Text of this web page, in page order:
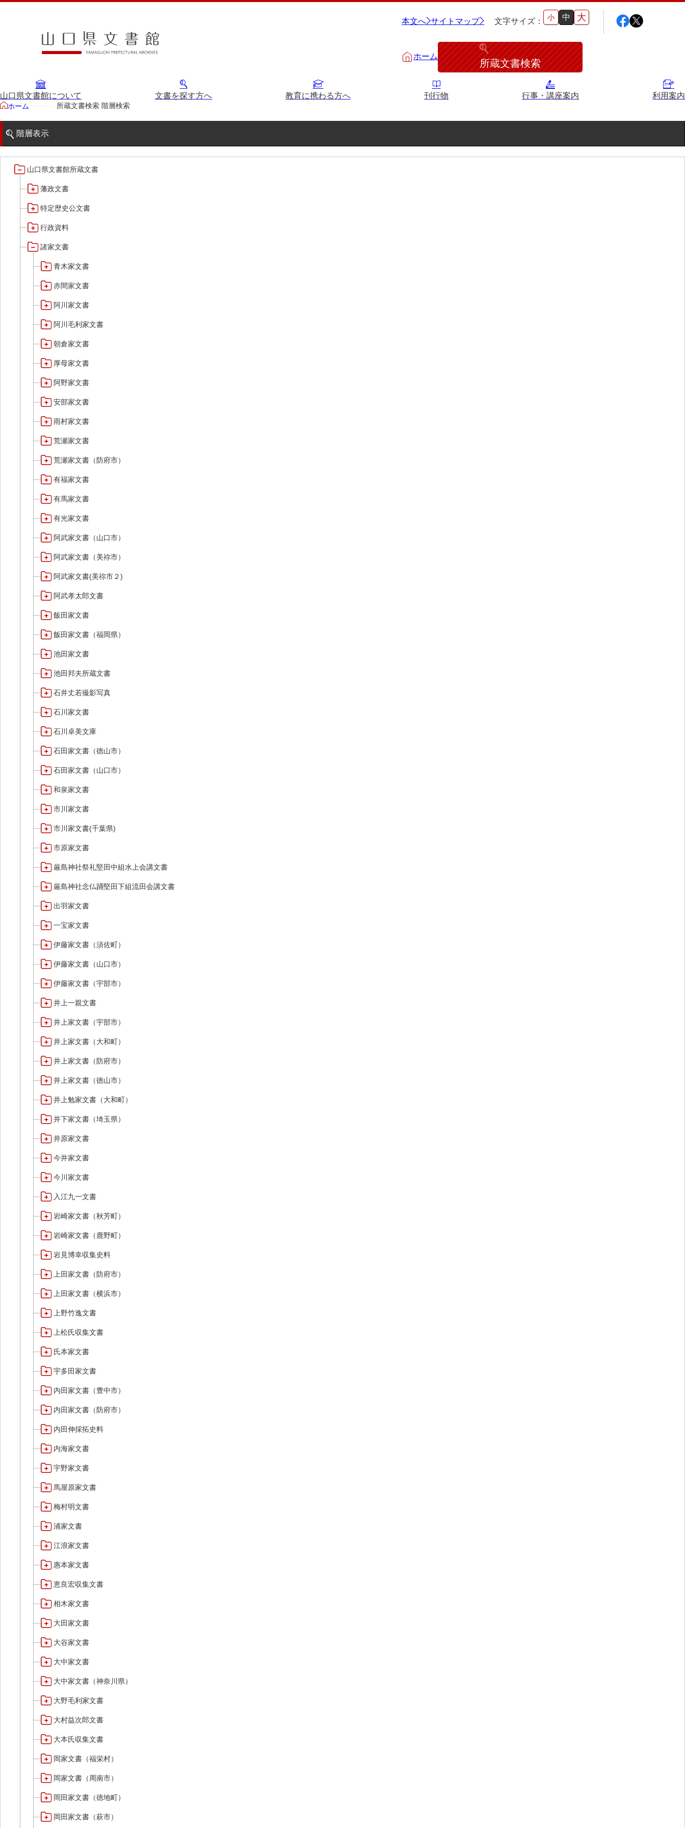
本文へ サイトマップ 文字サイズ： 小 中 大
ホーム
所蔵文書検索
山口県文書館について 文書を探す方へ 教育に携わる方へ 刊行物 行事・講座案内 利用案内
ホーム 所蔵文書検索 階層検索
階層表示
山口県文書館所蔵文書
藩政文書
特定歴史公文書
行政資料
諸家文書
青木家文書
赤間家文書
阿川家文書
阿川毛利家文書
朝倉家文書
厚母家文書
阿野家文書
安部家文書
雨村家文書
荒瀬家文書
荒瀬家文書（防府市）
有福家文書
有馬家文書
有光家文書
阿武家文書（山口市）
阿武家文書（美祢市）
阿武家文書(美祢市２)
阿武孝太郎文書
飯田家文書
飯田家文書（福岡県）
池田家文書
池田邦夫所蔵文書
石井丈若撮影写真
石川家文書
石川卓美文庫
石田家文書（徳山市）
石田家文書（山口市）
和泉家文書
市川家文書
市川家文書(千葉県)
市原家文書
厳島神社祭礼堅田中組水上会講文書
厳島神社念仏踊堅田下組流田会講文書
出羽家文書
一宝家文書
伊藤家文書（須佐町）
伊藤家文書（山口市）
伊藤家文書（宇部市）
井上一親文書
井上家文書（宇部市）
井上家文書（大和町）
井上家文書（防府市）
井上家文書（徳山市）
井上勉家文書（大和町）
井下家文書（埼玉県）
井原家文書
今井家文書
今川家文書
入江九一文書
岩崎家文書（秋芳町）
岩崎家文書（鹿野町）
岩見博幸収集史料
上田家文書（防府市）
上田家文書（横浜市）
上野竹逸文書
上松氏収集文書
氏本家文書
宇多田家文書
内田家文書（豊中市）
内田家文書（防府市）
内田伸採拓史料
内海家文書
宇野家文書
馬屋原家文書
梅村明文書
浦家文書
江浪家文書
惠本家文書
恵良宏収集文書
相木家文書
大田家文書
大谷家文書
大中家文書
大中家文書（神奈川県）
大野毛利家文書
大村益次郎文書
大本氏収集文書
岡家文書（福栄村）
岡家文書（周南市）
岡田家文書（徳地町）
岡田家文書（萩市）